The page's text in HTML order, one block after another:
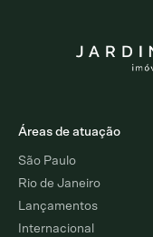
Áreas de atuação
São Paulo
Rio de Janeiro
Lançamentos
Internacional